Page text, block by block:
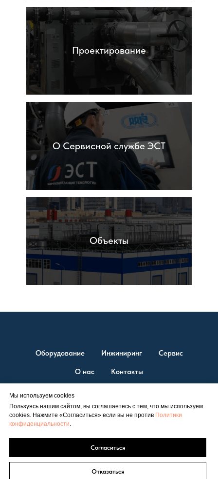
Проектирование
О Сервисной службе ЭСТ
Объекты
Оборудование Инжиниринг Сервис
О нас Контакты
© ТД “ЭСТ” 2026. Единственный официальный представитель
Shuangliang на территории России.
+7 (812) 646-71-99|est@est-rus.ru
Политика конфиденциальности
Соглашение об обработке персональных данных
Мы используем cookies
Пользуясь нашим сайтом, вы соглашаетесь с тем, что мы используем
cookies. Нажмите «Согласиться» если вы не против Политики
конфиденциальности
Согласиться
Отказаться